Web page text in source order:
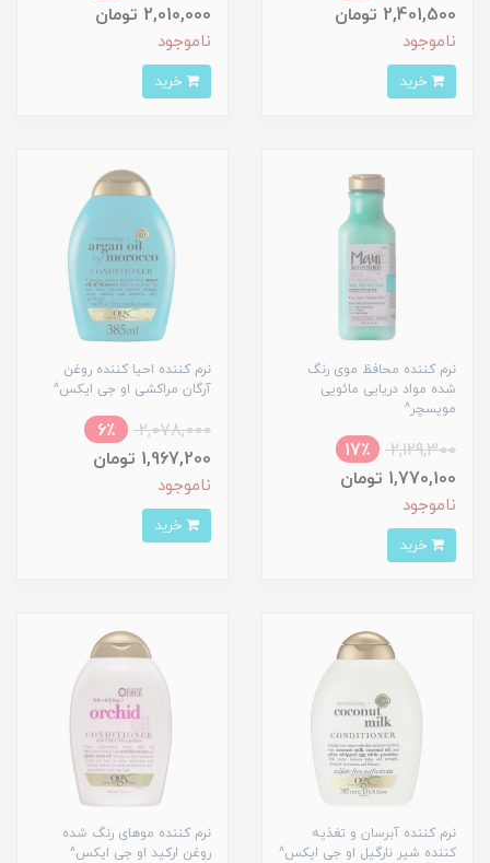
2,401,500 تومان
ناموجود
2,010,000 تومان
ناموجود
نرم کننده محافظ موی رنگ
شده مواد دریایی مائویی
مویسچر^
2,129,300
17٪
1,770,100 تومان
ناموجود
نرم کننده احیا کننده روغن
آرگان مراکشی او جی ایکس^
2,078,000
6٪
1,967,200 تومان
ناموجود
نرم کننده آبرسان و تغذیه
کننده شیر نارگیل او جی ایکس^
نرم کننده موهای رنگ شده
روغن ارکید او جی ایکس^